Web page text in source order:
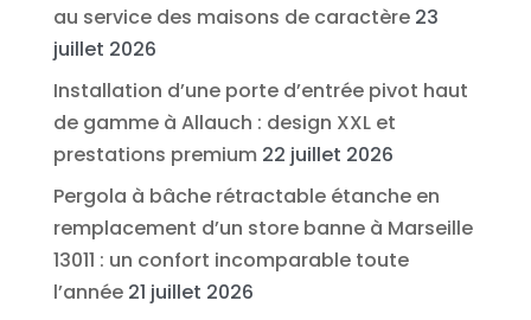
au service des maisons de caractère 23
juillet 2026
Installation d’une porte d’entrée pivot haut
de gamme à Allauch : design XXL et
prestations premium 22 juillet 2026
Pergola à bâche rétractable étanche en
remplacement d’un store banne à Marseille
13011 : un confort incomparable toute
l’année 21 juillet 2026